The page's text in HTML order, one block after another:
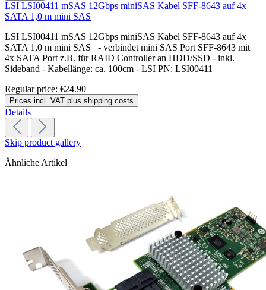
LSI LSI00411 mSAS 12Gbps miniSAS Kabel SFF-8643 auf 4x
SATA 1,0 m mini SAS
LSI LSI00411 mSAS 12Gbps miniSAS Kabel SFF-8643 auf 4x
SATA 1,0 m mini SAS - verbindet mini SAS Port SFF-8643 mit
4x SATA Port z.B. für RAID Controller an HDD/SSD - inkl.
Sideband - Kabellänge: ca. 100cm - LSI PN: LSI00411
Regular price: €24.90
Prices incl. VAT plus shipping costs
Details
Skip product gallery
Ähnliche Artikel